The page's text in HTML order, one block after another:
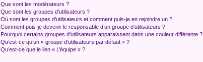
Que sont les modérateurs ?
Que sont les groupes d’utilisateurs ?
Où sont les groupes d’utilisateurs et comment puis-je en rejoindre un ?
Comment puis-je devenir le responsable d’un groupe d’utilisateurs ?
Pourquoi certains groupes d’utilisateurs apparaissent dans une couleur différente ?
Qu’est-ce qu’un « groupe d’utilisateurs par défaut » ?
Qu’est-ce que le lien « L’équipe » ?